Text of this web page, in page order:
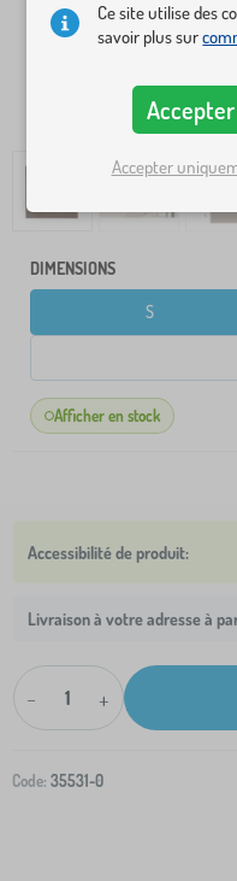
DIMENSIONS
S
Afficher en stock
Livraison à votre adresse à
- +
Code: 35531-0
Ce site utilise des
savoir plus sur
Accepter